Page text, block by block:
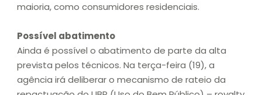
maioria, como consumidores residenciais.
Possível abatimento
Ainda é possível o abatimento de parte da alta
prevista pelos técnicos. Na terça-feira (19), a
agência irá deliberar o mecanismo de rateio da